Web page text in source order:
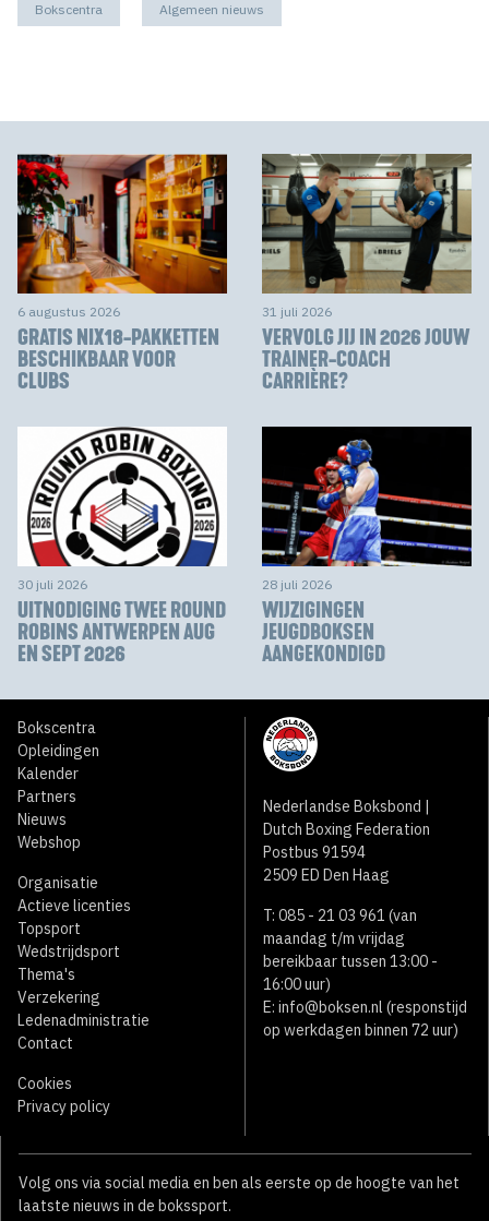
Bokscentra Algemeen nieuws
6 augustus 2026
GRATIS NIX18-PAKKETTEN
BESCHIKBAAR VOOR
CLUBS
31 juli 2026
VERVOLG JIJ IN 2026 JOUW
TRAINER-COACH
CARRIÈRE?
30 juli 2026
UITNODIGING TWEE ROUND
ROBINS ANTWERPEN AUG
EN SEPT 2026
28 juli 2026
WIJZIGINGEN
JEUGDBOKSEN
AANGEKONDIGD
Bokscentra
Opleidingen
Kalender
Partners
Nieuws
Webshop
Organisatie
Actieve licenties
Topsport
Wedstrijdsport
Thema's
Verzekering
Ledenadministratie
Contact
Cookies
Privacy policy
Nederlandse Boksbond |
Dutch Boxing Federation
Postbus 91594
2509 ED Den Haag
T: 085 - 21 03 961 (van
maandag t/m vrijdag
bereikbaar tussen 13:00 -
16:00 uur)
E: info@boksen.nl (responstijd
op werkdagen binnen 72 uur)
Volg ons via social media en ben als eerste op de hoogte van het
laatste nieuws in de bokssport.